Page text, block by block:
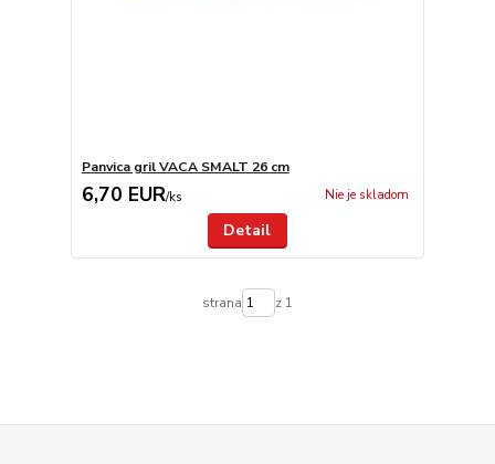
Panvica gril VACA SMALT 26 cm
6,70 EUR/ks Nie je skladom
Detail
strana z 1